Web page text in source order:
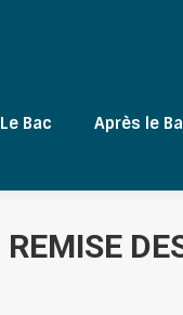
Le Bac Après le
REMISE